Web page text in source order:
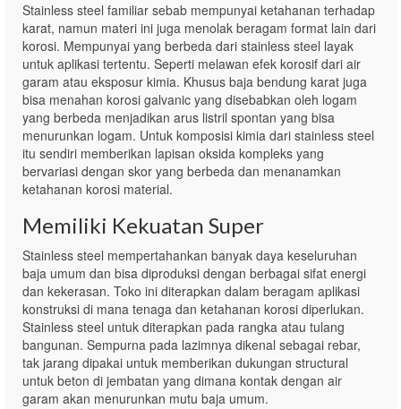
Stainless steel familiar sebab mempunyai ketahanan terhadap
karat, namun materi ini juga menolak beragam format lain dari
korosi. Mempunyai yang berbeda dari stainless steel layak
untuk aplikasi tertentu. Seperti melawan efek korosif dari air
garam atau eksposur kimia. Khusus baja bendung karat juga
bisa menahan korosi galvanic yang disebabkan oleh logam
yang berbeda menjadikan arus listril spontan yang bisa
menurunkan logam. Untuk komposisi kimia dari stainless steel
itu sendiri memberikan lapisan oksida kompleks yang
bervariasi dengan skor yang berbeda dan menanamkan
ketahanan korosi material.
Memiliki Kekuatan Super
Stainless steel mempertahankan banyak daya keseluruhan
baja umum dan bisa diproduksi dengan berbagai sifat energi
dan kekerasan. Toko ini diterapkan dalam beragam aplikasi
konstruksi di mana tenaga dan ketahanan korosi diperlukan.
Stainless steel untuk diterapkan pada rangka atau tulang
bangunan. Sempurna pada lazimnya dikenal sebagai rebar,
tak jarang dipakai untuk memberikan dukungan structural
untuk beton di jembatan yang dimana kontak dengan air
garam akan menurunkan mutu baja umum.